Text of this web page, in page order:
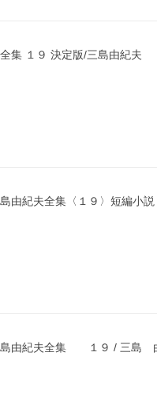
集 １９ 決定版/三島由紀夫
由紀夫全集〈１９〉短編小説
由紀夫全集 １９ / 三島